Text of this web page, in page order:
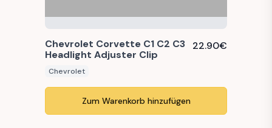
Chevrolet Corvette C1 C2 C3
Headlight Adjuster Clip
22.90€
Chevrolet
Zum Warenkorb hinzufügen